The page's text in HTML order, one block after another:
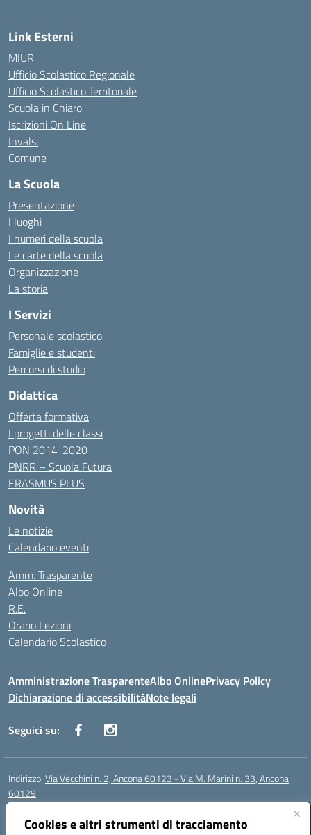
Cookies e altri strumenti di tracciamento
Link Esterni
MIUR
Ufficio Scolastico Regionale
Ufficio Scolastico Territoriale
Scuola in Chiaro
Iscrizioni On Line
Invalsi
Comune
La Scuola
Presentazione
I luoghi
I numeri della scuola
Le carte della scuola
Organizzazione
La storia
I Servizi
Personale scolastico
Famiglie e studenti
Percorsi di studio
Didattica
Offerta formativa
I progetti delle classi
PON 2014-2020
PNRR – Scuola Futura
ERASMUS PLUS
Novità
Le notizie
Calendario eventi
Amm. Trasparente
Albo Online
R.E.
Orario Lezioni
Calendario Scolastico
Amministrazione TrasparenteAlbo OnlinePrivacy Policy
Dichiarazione di accessibilitàNote legali
Seguici su:
Indirizzo:Via Vecchini n. 2, Ancona 60123 - Via M. Marini n. 33, Ancona
60129
Centralino:
Posta elettronica certificata (PEC):anis01200g@pec.istruzione.it